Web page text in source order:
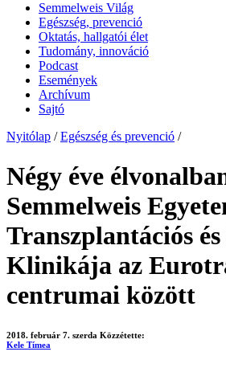
Semmelweis Világ
Egészség, prevenció
Oktatás, hallgatói élet
Tudomány, innováció
Podcast
Események
Archívum
Sajtó
Nyitólap / Egészség és prevenció /
Négy éve
Semmelweis
Transzplantációs és
Klinikája az
centrumai között
2018. február 7. szerda Közzétette:
Kele Tímea